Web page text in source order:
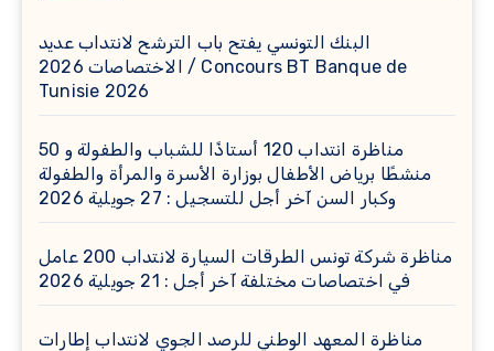
البنك التونسي يفتح باب الترشح لانتداب عديد
الاختصاصات 2026 / Concours BT Banque de
Tunisie 2026
مناظرة انتداب 120 أستاذًا للشباب والطفولة و 50
منشطًا برياض الأطفال بوزارة الأسرة والمرأة والطفولة
وكبار السن آخر أجل للتسجيل : 27 جويلية 2026
مناظرة شركة تونس الطرقات السيارة لانتداب 200 عامل
في اختصاصات مختلفة آخر أجل : 21 جويلية 2026
مناظرة المعهد الوطني للرصد الجوي لانتداب إطارات